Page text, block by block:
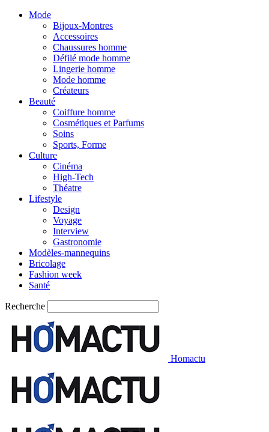
Mode
Bijoux-Montres
Accessoires
Chaussures homme
Défilé mode homme
Lingerie homme
Mode homme
Créateurs
Beauté
Coiffure homme
Cosmétiques et Parfums
Soins
Sports, Forme
Culture
Cinéma
High-Tech
Théatre
Lifestyle
Design
Voyage
Interview
Gastronomie
Modèles-mannequins
Bricolage
Fashion week
Santé
Recherche
Homactu